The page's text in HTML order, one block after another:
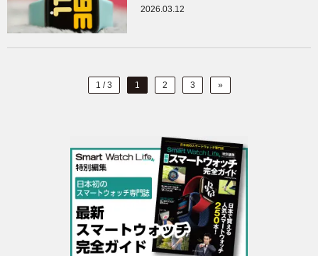
2026.03.12
1 / 3 1 2 3 »